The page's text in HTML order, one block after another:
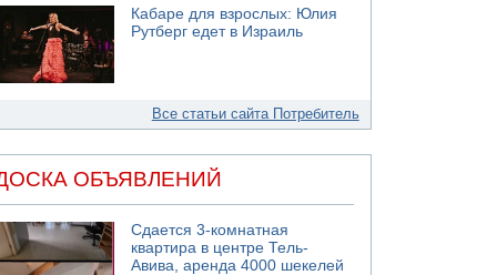
Кабаре для взрослых: Юлия
Рутберг едет в Израиль
Все статьи сайта Потребитель
ОБЪЯВЛЕНИЙ
Сдается 3-комнатная
квартира в центре Тель-
Авива, аренда 4000 шекелей